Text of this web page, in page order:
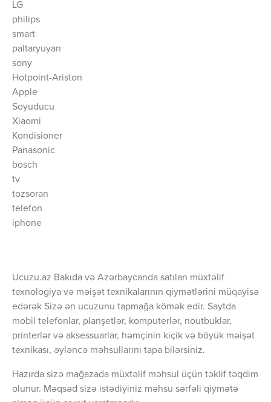
LG
philips
smart
paltaryuyan
sony
Hotpoint-Ariston
Apple
Soyuducu
Xiaomi
Kondisioner
Panasonic
bosch
tv
tozsoran
telefon
iphone
Ucuzu.az Bakıda və Azərbaycanda satılan müxtəlif
texnologiya və məişət texnikalarının qiymətlərini müqayisə
edərək Sizə ən ucuzunu tapmağa kömək edir. Saytda
mobil telefonlar, planşetlər, komputerlər, noutbuklar,
printerlər və aksessuarlar, həmçinin kiçik və böyük məişət
texnikası, əyləncə məhsullarını tapa bilərsiniz.
Hazırda sizə mağazada müxtəlif məhsul üçün təklif təqdim
olunur. Məqsəd sizə istədiyiniz məhsu sərfəli qiymətə